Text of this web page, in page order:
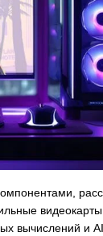
вычислений и